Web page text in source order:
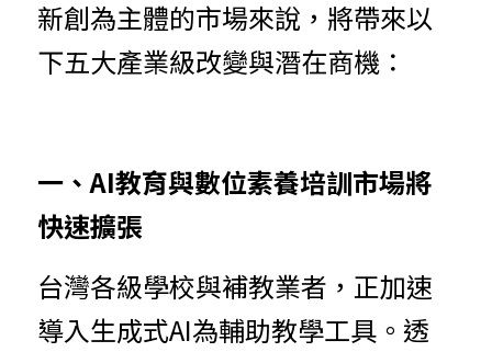
新創為主體的市場來說，將帶來以
下五大產業級改變與潛在商機：
一、AI教育與數位素養培訓市場將
快速擴張
台灣各級學校與補教業者，正加速
導入生成式AI為輔助教學工具。透